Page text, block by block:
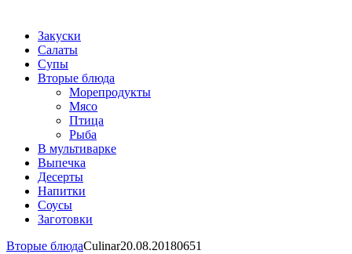
Закуски
Салаты
Супы
Вторые блюда
Морепродукты
Мясо
Птица
Рыба
В мультиварке
Выпечка
Десерты
Напитки
Соусы
Заготовки
Вторые блюдаСulinar20.08.20180651